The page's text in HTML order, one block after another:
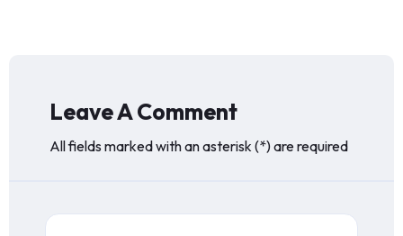
Leave A Comment
All fields marked with an asterisk (*) are required